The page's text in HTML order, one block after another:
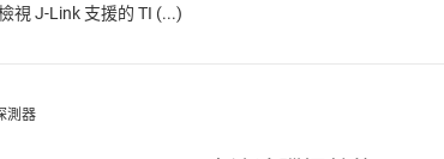
視 J-Link 支援的 TI (...)
測器